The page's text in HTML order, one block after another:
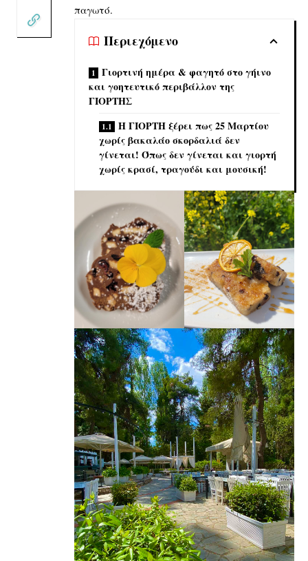
παγωτό.
Περιεχόμενο
Γιορτινή ημέρα & φαγητό στο γήινο
και γοητευτικό περιβάλλον της
ΓΙΟΡΤΗΣ
Η ΓΙΟΡΤΗ ξέρει πως 25 Μαρτίου
χωρίς βακαλάο σκορδαλιά δεν
γίνεται! Όπως δεν γίνεται και γιορτή
χωρίς κρασί, τραγούδι και μουσική!